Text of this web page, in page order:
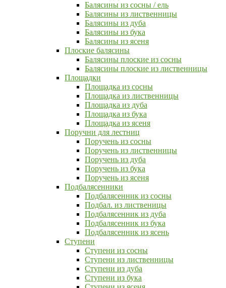
Балясины из сосны / ель
Балясины из лиственницы
Балясины из дуба
Балясины из бука
Балясины из ясеня
Плоские балясины
Балясины плоские из сосны
Балясины плоские из лиственницы
Площадки
Площадка из сосны
Площадка из лиственницы
Площадка из дуба
Площадка из бука
Площадка из ясеня
Поручни для лестниц
Поручень из сосны
Поручень из лиственницы
Поручень из дуба
Поручень из бука
Поручень из ясеня
Подбалясенники
Подбалясенник из сосны
Подбал. из лиственицы
Подбалясенник из дуба
Подбалясенник из бука
Подбалясенник из ясень
Ступени
Ступени из сосны
Ступени из лиственницы
Ступени из дуба
Ступени из бука